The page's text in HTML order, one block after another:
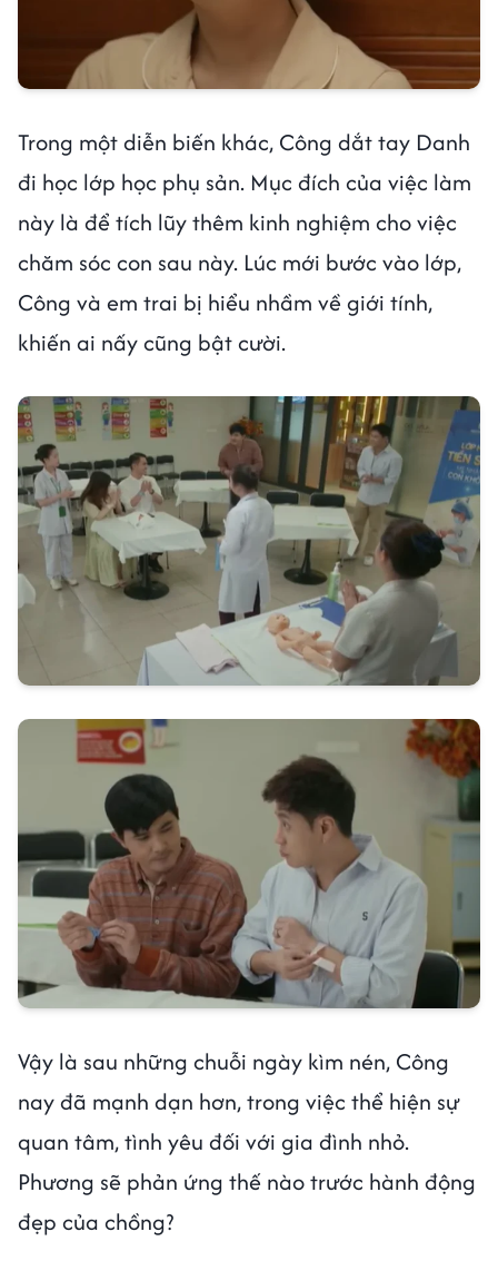
Trong một diễn biến khác, Công dắt tay Danh
đi học lớp học phụ sản. Mục đích của việc làm
này là để tích lũy thêm kinh nghiệm cho việc
chăm sóc con sau này. Lúc mới bước vào lớp,
Công và em trai bị hiểu nhầm về giới tính,
khiến ai nấy cũng bật cười.
Vậy là sau những chuỗi ngày kìm nén, Công
nay đã mạnh dạn hơn, trong việc thể hiện sự
quan tâm, tình yêu đối với gia đình nhỏ.
Phương sẽ phản ứng thế nào trước hành động
đẹp của chồng?